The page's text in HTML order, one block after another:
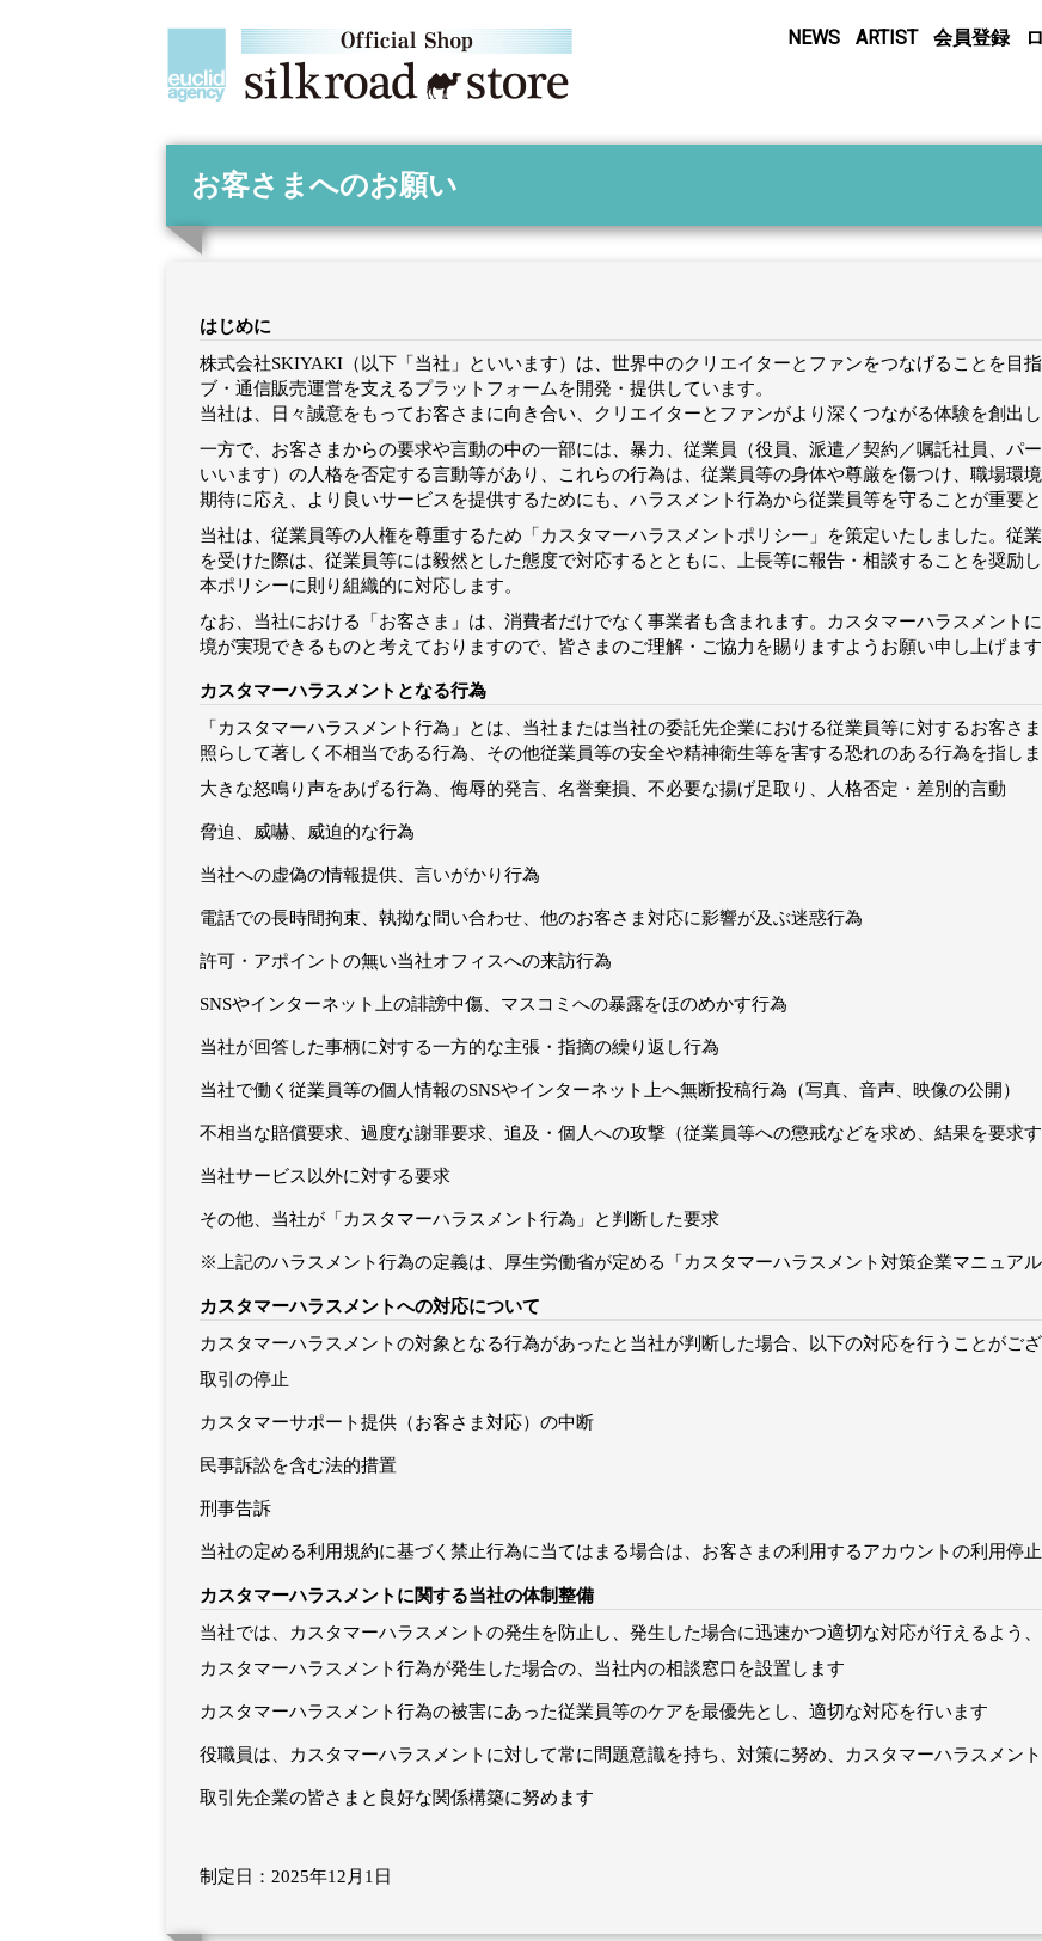
NEWS ARTIST 会員登録
お客さまへのお願い
はじめに
株式会社SKIYAKI（以下「当社」といいます）は、世界中のクリエイターとファンをつなげることを目
ブ・通信販売運営を支えるプラットフォームを開発・提供しています。
当社は、日々誠意をもってお客さまに向き合い、クリエイターとファンがより深くつながる体験を創出し
一方で、お客さまからの要求や言動の中の一部には、暴力、従業員（役員、派遣／契約／嘱託社員、パ
いいます）の人格を否定する言動等があり、これらの行為は、従業員等の身体や尊厳を傷つけ、職場環
期待に応え、より良いサービスを提供するためにも、ハラスメント行為から従業員等を守ることが重要と
当社は、従業員等の人権を尊重するため「カスタマーハラスメントポリシー」を策定いたしました。従
を受けた際は、従業員等には毅然とした態度で対応するとともに、上長等に報告・相談することを奨励
本ポリシーに則り組織的に対応します。
なお、当社における「お客さま」は、消費者だけでなく事業者も含まれます。カスタマーハラスメント
境が実現できるものと考えておりますので、皆さまのご理解・ご協力を賜りますようお願い申し上げます
カスタマーハラスメントとなる行為
「カスタマーハラスメント行為」とは、当社または当社の委託先企業における従業員等に対するお客さ
照らして著しく不相当である行為、その他従業員等の安全や精神衛生等を害する恐れのある行為を指しま
大きな怒鳴り声をあげる行為、侮辱的発言、名誉棄損、不必要な揚げ足取り、人格否定・差別的言動
脅迫、威嚇、威迫的な行為
当社への虚偽の情報提供、言いがかり行為
電話での長時間拘束、執拗な問い合わせ、他のお客さま対応に影響が及ぶ迷惑行為
許可・アポイントの無い当社オフィスへの来訪行為
SNSやインターネット上の誹謗中傷、マスコミへの暴露をほのめかす行為
当社が回答した事柄に対する一方的な主張・指摘の繰り返し行為
当社で働く従業員等の個人情報のSNSやインターネット上へ無断投稿行為（写真、音声、映像の公開）
不相当な賠償要求、過度な謝罪要求、追及・個人への攻撃（従業員等への懲戒などを求め、結果を要求
当社サービス以外に対する要求
その他、当社が「カスタマーハラスメント行為」と判断した要求
※上記のハラスメント行為の定義は、厚生労働省が定める「カスタマーハラスメント対策企業マニュアル
カスタマーハラスメントへの対応について
カスタマーハラスメントの対象となる行為があったと当社が判断した場合、以下の対応を行うことがござ
取引の停止
カスタマーサポート提供（お客さま対応）の中断
民事訴訟を含む法的措置
刑事告訴
当社の定める利用規約に基づく禁止行為に当てはまる場合は、お客さまの利用するアカウントの利用停止
カスタマーハラスメントに関する当社の体制整備
当社では、カスタマーハラスメントの発生を防止し、発生した場合に迅速かつ適切な対応が行えるよう
カスタマーハラスメント行為が発生した場合の、当社内の相談窓口を設置します
カスタマーハラスメント行為の被害にあった従業員等のケアを最優先とし、適切な対応を行います
役職員は、カスタマーハラスメントに対して常に問題意識を持ち、対策に努め、カスタマーハラスメン
取引先企業の皆さまと良好な関係構築に努めます
制定日：2025年12月1日